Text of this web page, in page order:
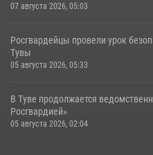
07 августа 2026, 05:03
Росгвардейцы провели урок
Тувы
05 августа 2026, 05:33
В Туве продолжается
Росгвардией»
05 августа 2026, 02:04